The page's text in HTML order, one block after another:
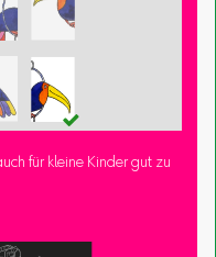
für kleine Kinder gut zu